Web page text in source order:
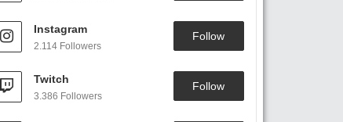
Instagram
2.114 Followers
Follow
Twitch
3.386 Followers
Follow